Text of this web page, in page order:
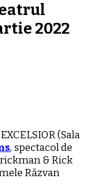
2022
(Sala
, spectacol de
& Rick
Răzvan